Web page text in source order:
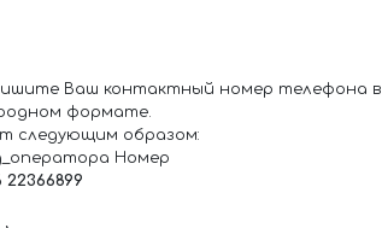
Ваш контактный номер телефона в
формате.
следующим образом:
Номер
22366899